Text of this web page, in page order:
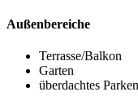
Außenbereiche
Terrasse/Balkon
Garten
überdachtes Parken